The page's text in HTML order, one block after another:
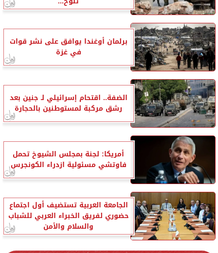
برلمان أوغندا يوافق على نشر قوات
في غزة
الضفة.. اقتحام إسرائيلي لـ جنين بعد
رشق مركبة لمستوطنين بالحجارة
أمريكا: لجنة بمجلس الشيوخ تحمل
فاوتشي مسئولية ازدراء الكونجرس
الجامعة العربية تستضيف أول اجتماع
حضوري لفريق الخبراء العربي للشباب
والسلام والأمن